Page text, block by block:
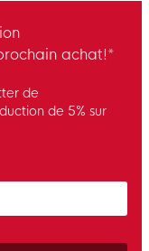
achat!*
de
de 5% sur
policy to subscribe to